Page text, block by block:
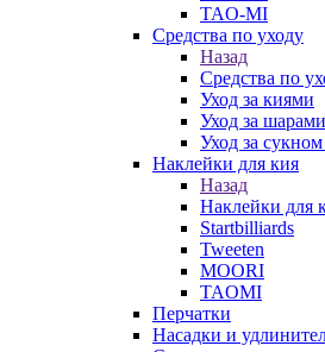
TAO-MI
Средства по уходу
Назад
Средства по
Уход за киями
Уход за шарами
Уход за
Наклейки для кия
Назад
Наклейки для
Startbilliards
Tweeten
MOORI
TAOMI
Перчатки
Насадки и